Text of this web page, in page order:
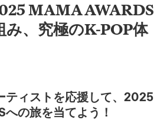
MAMA AWARDS
み、究極のK-POP体
ティストを応援して、2025
の旅を当てよう！